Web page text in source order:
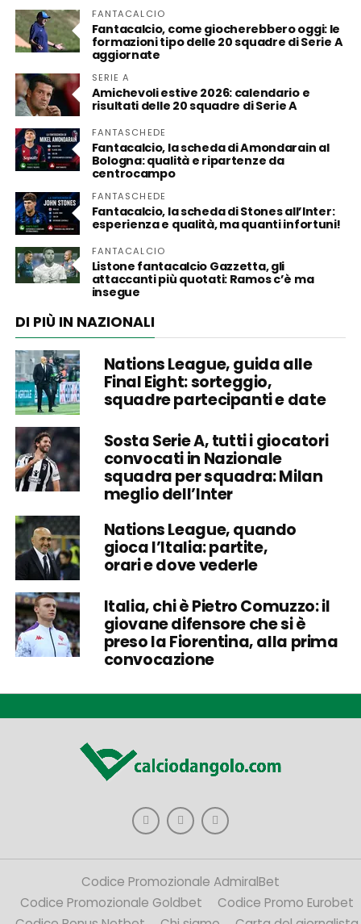
FANTACALCIO
Fantacalcio, come giocherebbero oggi: le
formazioni tipo delle 20 squadre di Serie A
aggiornate
SERIE A
Amichevoli estive 2026: calendario e
risultati delle 20 squadre di Serie A
FANTASCHEDE
Fantacalcio, la scheda di Amondarain al
Bologna: qualità e ripartenze da
centrocampo
FANTASCHEDE
Fantacalcio, la scheda di Stones all’Inter:
esperienza e qualità, ma quanti infortuni!
FANTACALCIO
Listone fantacalcio Gazzetta, gli
attaccanti più quotati: Ramos c’è ma
insegue
DI PIÙ IN NAZIONALI
Nations League, guida alle
Final Eight: sorteggio,
squadre partecipanti e date
Sosta Serie A, tutti i giocatori
convocati in Nazionale
squadra per squadra: Milan
meglio dell’Inter
Nations League, quando
gioca l’Italia: partite,
orari e dove vederle
Italia, chi è Pietro Comuzzo: il
giovane difensore che si è
preso la Fiorentina, alla prima
convocazione
Codice Promozionale AdmiralBet
Codice Promozionale Goldbet
Codice Promo Eurobet